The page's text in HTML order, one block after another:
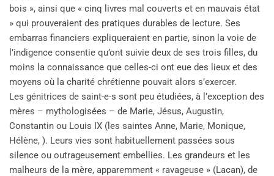
bois », ainsi que « cinq livres mal couverts et en mauvais état
» qui prouveraient des pratiques durables de lecture. Ses
embarras financiers expliqueraient en partie, sinon la voie de
l’indigence consentie qu’ont suivie deux de ses trois filles, du
moins la connaissance que celles-ci ont eue des lieux et des
moyens où la charité chrétienne pouvait alors s’exercer.
Les génitrices de saint-e-s sont peu étudiées, à l’exception des
mères – mythologisées – de Marie, Jésus, Augustin,
Constantin ou Louis IX (les saintes Anne, Marie, Monique,
Hélène, ). Leurs vies sont habituellement passées sous
silence ou outrageusement embellies. Les grandeurs et les
malheurs de la mère, apparemment « ravageuse » (Lacan), de